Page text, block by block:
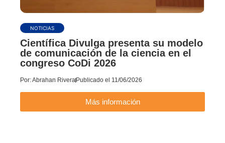
NOTICIAS
Científica Divulga presenta su modelo
de comunicación de la ciencia en el
congreso CoDi 2026
Por:Abrahan Rivera Publicado el 11/06/2026
Más información